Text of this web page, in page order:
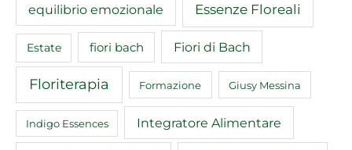
equilibrio emozionale Essenze Floreali
Estate fiori bach Fiori di Bach
Floriterapia Formazione Giusy Messina
Indigo Essences Integratore Alimentare